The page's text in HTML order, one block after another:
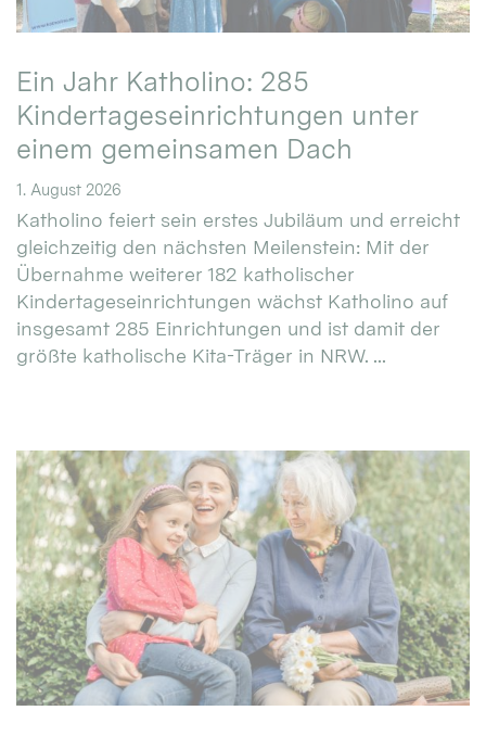
Ein Jahr Katholino: 285
Kindertageseinrichtungen unter
einem gemeinsamen Dach
1. August 2026
Katholino feiert sein erstes Jubiläum und erreicht
gleichzeitig den nächsten Meilenstein: Mit der
Übernahme weiterer 182 katholischer
Kindertageseinrichtungen wächst Katholino auf
insgesamt 285 Einrichtungen und ist damit der
größte katholische Kita-Träger in NRW. ...